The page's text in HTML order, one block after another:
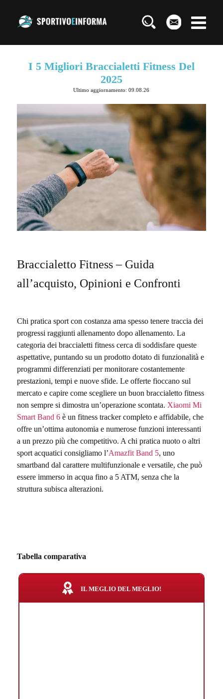
I 5 Migliori Braccialetti Fitness Del
2025
Ultimo aggiornamento: 09.08.26
Braccialetto Fitness – Guida
all’acquisto, Opinioni e Confronti
Chi pratica sport con costanza ama spesso tenere traccia dei
progressi raggiunti allenamento dopo allenamento. La
categoria dei braccialetti fitness cerca di soddisfare queste
aspettative, puntando su un prodotto dotato di funzionalità e
programmi differenziati per monitorare costantemente
prestazioni, tempi e nuove sfide. Le offerte fioccano sul
mercato e capire come scegliere un buon braccialetto fitness
non sempre si dimostra un’operazione scontata. Xiaomi Mi
Smart Band 6è un fitness tracker completo e affidabile, che
offre un’ottima autonomia e numerose funzioni interessanti
a un prezzo più che competitivo. A chi pratica nuoto o altri
sport acquatici consigliamo l’Amazfit Band 5, uno
smartband dal carattere multifunzionale e versatile, che può
essere immerso in acqua fino a 5 ATM, senza che la
struttura subisca alterazioni.
Tabella comparativa
IL MEGLIO DEL MEGLIO!